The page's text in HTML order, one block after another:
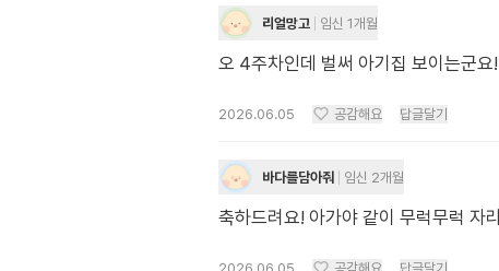
리얼망고 임신 1개월
오 4주차인데 벌써 아기집 보이는군요
2026.06.05 공감해요 답글달기
바다를담아줘 임신 2개월
축하드려요! 아가야 같이 무럭무럭 자